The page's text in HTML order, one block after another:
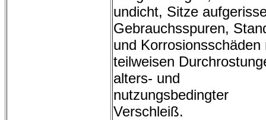
undicht, Sitze
Gebrauchsspuren,
und Korrosionsschäden
teilweisen
alters- und
nutzungsbedingter
Verschleiß.